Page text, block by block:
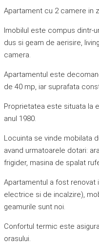
Apartament cu 2 camere in
Imobilul este compus dintr-
dus si geam de aerisire,
camera.
Apartamentul este
de 40 mp, iar suprafata
Proprietatea este situata la
anul 1980.
Locuinta se vinde mobilata
avand urmatoarele dotari:
frigider, masina de spalat
Apartamentul a fost renovat
electrice si de incalzire),
geamurile sunt noi.
Confortul termic este
orasului.